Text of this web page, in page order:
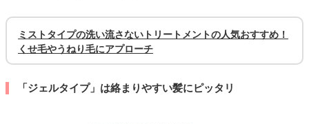
ミストタイプの洗い流さないトリートメントの人気おすすめ！
くせ毛やうねり毛にアプローチ
「ジェルタイプ」は絡まりやすい髪にピッタリ